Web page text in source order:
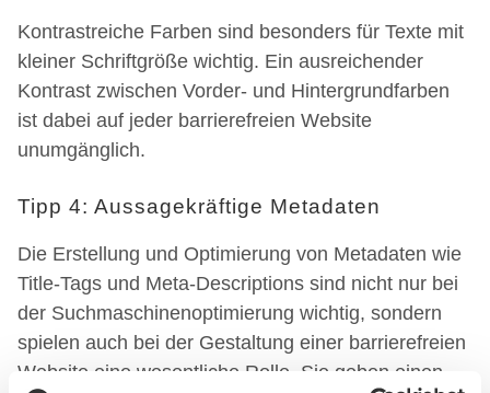
Kontrastreiche Farben sind besonders für Texte mit
kleiner Schriftgröße wichtig. Ein ausreichender
Kontrast zwischen Vorder- und Hintergrundfarben
ist dabei auf jeder barrierefreien Website
unumgänglich.
Tipp 4: Aussagekräftige Metadaten
Die Erstellung und Optimierung von Metadaten wie
Title-Tags und Meta-Descriptions sind nicht nur bei
der Suchmaschinenoptimierung wichtig, sondern
spielen auch bei der Gestaltung einer barrierefreien
Website eine wesentliche Rolle. Sie geben einen